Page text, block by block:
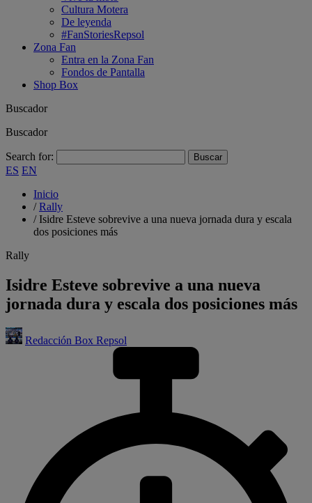
Cultura Motera
De leyenda
#FanStoriesRepsol
Zona Fan
Entra en la Zona Fan
Fondos de Pantalla
Shop Box
Buscador
Buscador
Search for:
ES EN
Inicio
/Rally
/Isidre Esteve sobrevive a una nueva jornada dura y escala
dos posiciones más
Rally
Isidre Esteve sobrevive a una nueva
jornada dura y escala dos posiciones más
Redacción Box Repsol